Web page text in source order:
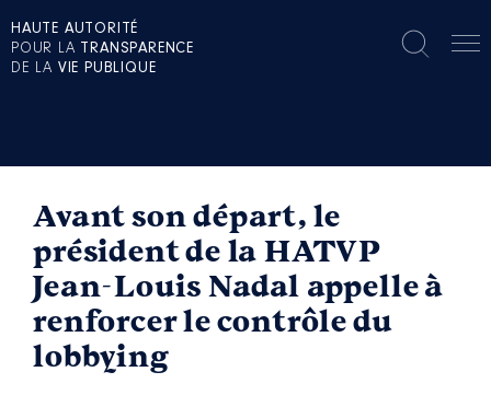
HAUTE AUTORITÉ
POUR LA TRANSPARENCE
DE LA VIE PUBLIQUE
Avant son départ, le
président de la HATVP
Jean-Louis Nadal appelle à
renforcer le contrôle du
lobbying